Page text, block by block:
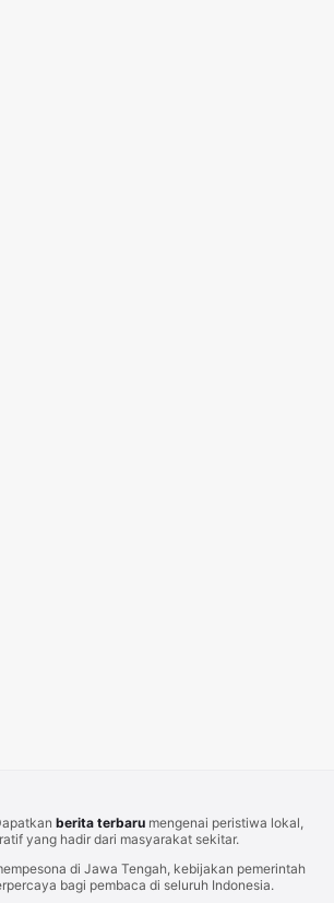
berita terbaru mengenai peristiwa lokal,
yang hadir dari masyarakat sekitar.
di Jawa Tengah, kebijakan pemerintah
bagi pembaca di seluruh Indonesia.